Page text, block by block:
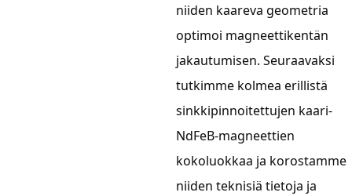
niiden kaareva geometria
optimoi magneettikentän
jakautumisen. Seuraavaksi
tutkimme kolmea erillistä
sinkkipinnoitettujen kaari-
NdFeB-magneettien
kokoluokkaa ja korostamme
niiden teknisiä tietoja ja